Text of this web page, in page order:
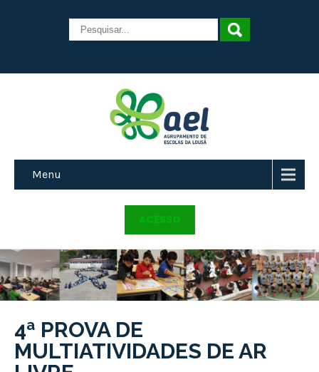
Menu
ACESSO
4ª PROVA DE
MULTIATIVIDADES DE AR